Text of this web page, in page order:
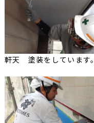
軒天 塗装をしています。